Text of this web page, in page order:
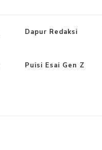
Dapur Redaksi
Puisi Esai Gen Z